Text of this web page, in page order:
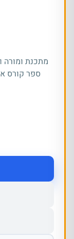
מתכנת ומורה
ספר קורס